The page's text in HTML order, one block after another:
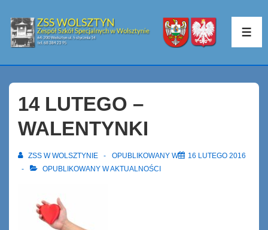
Skip
14 LUTEGO –
WALENTYNKI
ZSS W WOLSZTYNIE OPUBLIKOWANY W
16 LUTEGO 2016
OPUBLIKOWANY WAKTUALNOŚCI